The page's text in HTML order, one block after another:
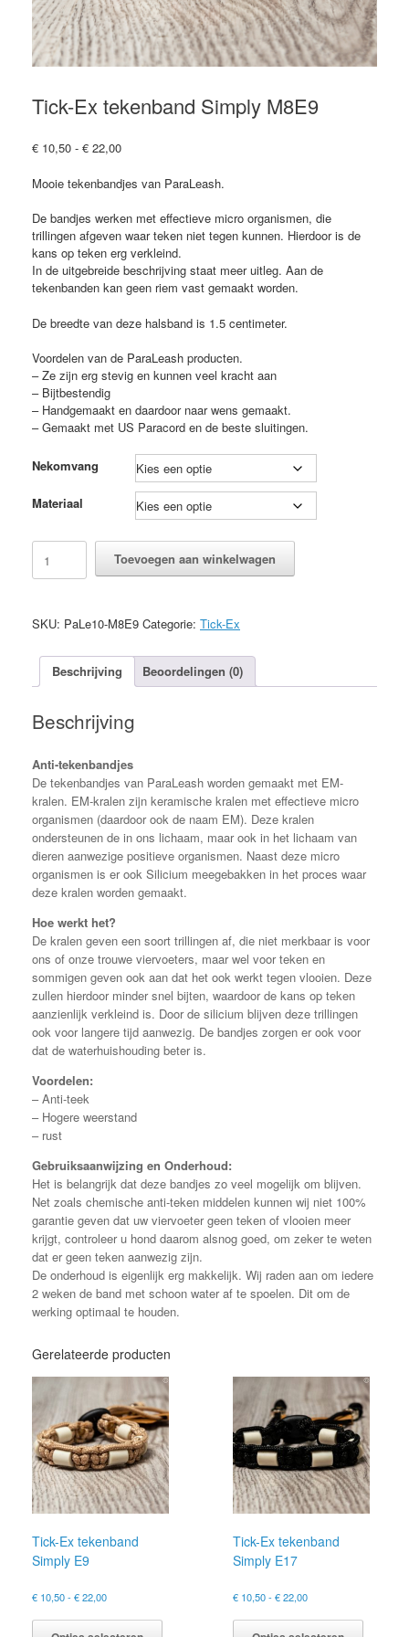
Tick-Ex tekenband Simply M8E9
€ 10,50 - € 22,00Prijsklasse:
tot
Mooie tekenbandjes van ParaLeash.
De bandjes werken met effectieve micro organismen, die
trillingen afgeven waar teken niet tegen kunnen. Hierdoor is de
kans op teken erg verkleind.
In de uitgebreide beschrijving staat meer uitleg. Aan de
tekenbanden kan geen riem vast gemaakt worden.
De breedte van deze halsband is 1.5 centimeter.
Voordelen van de ParaLeash producten.
– Ze zijn erg stevig en kunnen veel kracht aan
– Bijtbestendig
– Handgemaakt en daardoor naar wens gemaakt.
– Gemaakt met US Paracord en de beste sluitingen.
Nekomvang
Materiaal
Tick-
Ex
tekenband
M8E9
Toevoegen aan winkelwagen
SKU: PaLe10-M8E9 Categorie: Tick-Ex
Beschrijving Beoordelingen (0)
Beschrijving
Anti-tekenbandjes
De tekenbandjes van ParaLeash worden gemaakt met EM-
kralen. EM-kralen zijn keramische kralen met effectieve micro
organismen (daardoor ook de naam EM). Deze kralen
ondersteunen de in ons lichaam, maar ook in het lichaam van
dieren aanwezige positieve organismen. Naast deze micro
organismen is er ook Silicium meegebakken in het proces waar
deze kralen worden gemaakt.
Hoe werkt het?
De kralen geven een soort trillingen af, die niet merkbaar is voor
ons of onze trouwe viervoeters, maar wel voor teken en
sommigen geven ook aan dat het ook werkt tegen vlooien. Deze
zullen hierdoor minder snel bijten, waardoor de kans op teken
aanzienlijk verkleind is. Door de silicium blijven deze trillingen
ook voor langere tijd aanwezig. De bandjes zorgen er ook voor
dat de waterhuishouding beter is.
Voordelen:
– Anti-teek
– Hogere weerstand
– rust
Gebruiksaanwijzing en Onderhoud:
Het is belangrijk dat deze bandjes zo veel mogelijk om blijven.
Net zoals chemische anti-teken middelen kunnen wij niet 100%
garantie geven dat uw viervoeter geen teken of vlooien meer
krijgt, controleer u hond daarom alsnog goed, om zeker te weten
dat er geen teken aanwezig zijn.
De onderhoud is eigenlijk erg makkelijk. Wij raden aan om iedere
2 weken de band met schoon water af te spoelen. Dit om de
werking optimaal te houden.
Gerelateerde producten
Tick-Ex tekenband
Simply E9
€ 10,50-€22,00Prijsklasse:
tot
Dit
Tick-Ex tekenband
Simply E17
€ 10,50 - €22,00Prijsklasse:
tot
Dit